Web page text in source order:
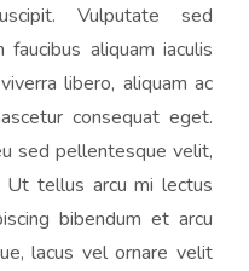
Vulputate sed
aliquam iaculis
libero, aliquam ac
consequat eget.
sed pellentesque velit,
Ut tellus arcu mi lectus
bibendum et arcu
lacus vel ornare velit